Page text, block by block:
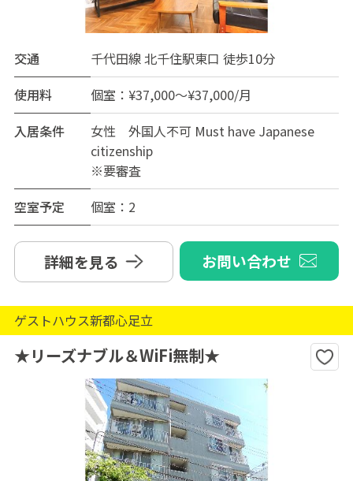
交通
千代田線 北千住駅東口 徒歩10分
使用料
個室：¥37,000～¥37,000/月
入居条件
女性 外国人不可 Must have Japanese
citizenship
※要審査
空室予定
個室：2
詳細を見る お問い合わせ
ゲストハウス新都心足立
★リーズナブル＆WiFi無制★